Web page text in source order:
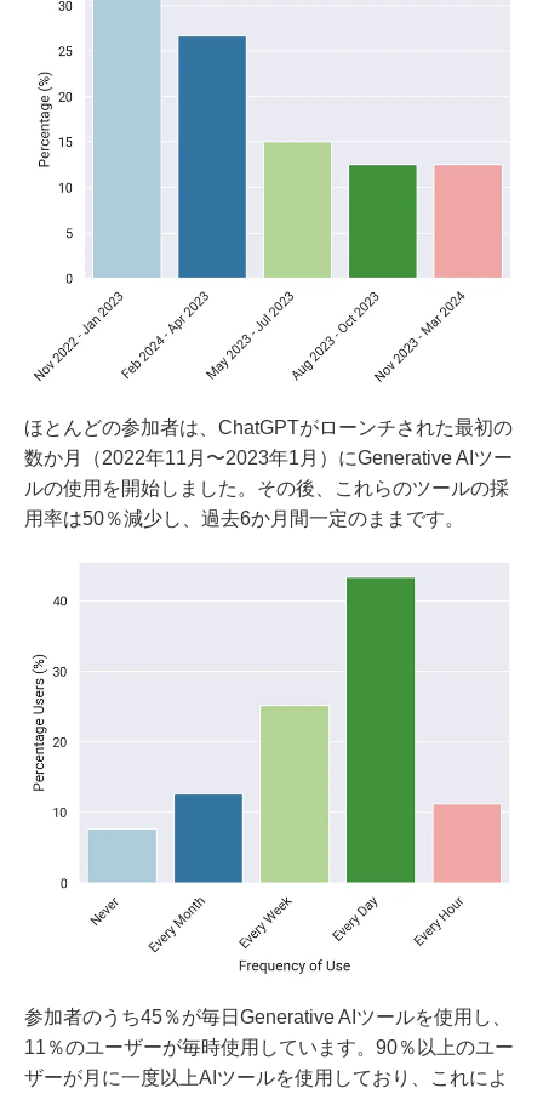
ほとんどの参加者は、ChatGPTがローンチされた最初の
数か月（2022年11月〜2023年1月）にGenerative AIツー
ルの使用を開始しました。その後、これらのツールの採
用率は50％減少し、過去6か月間一定のままです。
参加者のうち45％が毎日Generative AIツールを使用し、
11％のユーザーが毎時使用しています。90％以上のユー
ザーが月に一度以上AIツールを使用しており、これによ